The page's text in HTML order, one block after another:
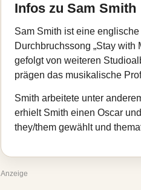
Infos zu Sam Smith
Sam Smith ist eine
Durchbruchssong „Stay with
gefolgt von weiteren
prägen das musikalische
Smith arbeitete unter
erhielt Smith einen Oscar
they/them gewählt und
Anzeige